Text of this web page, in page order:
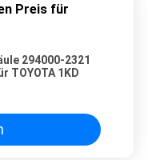
Preis für
294000-2321
TOYOTA 1KD